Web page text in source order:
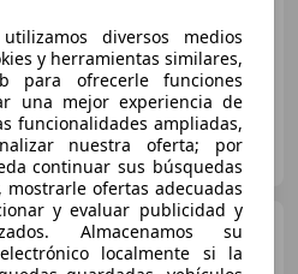
Audi RS6Avant 4.2 quattro
Tiptronic
diversos medios
y herramientas similares,
para ofrecerle funciones
una mejor experiencia de
funcionalidades ampliadas,
nuestra oferta; por
continuar sus búsquedas
ofertas adecuadas
y evaluar publicidad y
Almacenamos su
localmente si la